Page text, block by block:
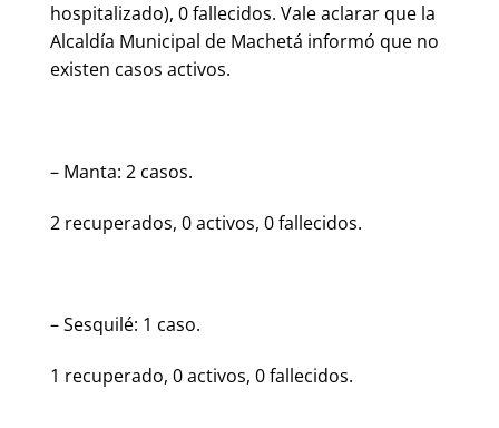
hospitalizado), 0 fallecidos. Vale aclarar que la
Alcaldía Municipal de Machetá informó que no
existen casos activos.
– Manta: 2 casos.
2 recuperados, 0 activos, 0 fallecidos.
– Sesquilé: 1 caso.
1 recuperado, 0 activos, 0 fallecidos.